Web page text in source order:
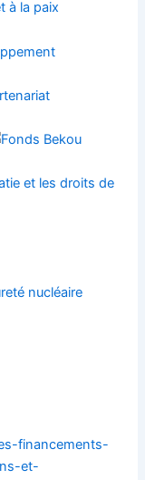
financements-
et-